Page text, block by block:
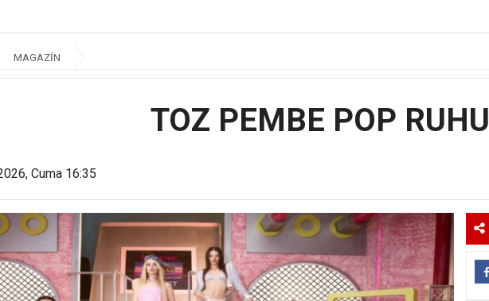
MAGAZİN
TOZ PEMBE POP RUHU
Cuma 16:35